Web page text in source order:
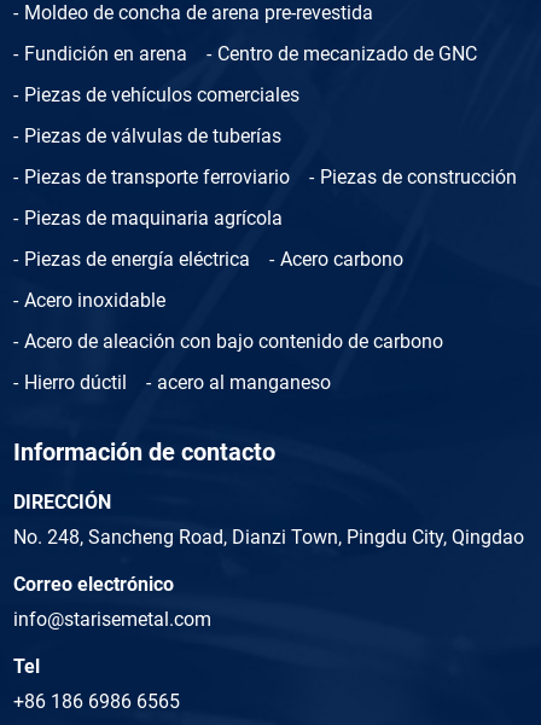
Moldeo de concha de arena pre-revestida
Fundición en arena
Centro de mecanizado de GNC
Piezas de vehículos comerciales
Piezas de válvulas de tuberías
Piezas de transporte ferroviario
Piezas de construcción
Piezas de maquinaria agrícola
Piezas de energía eléctrica
Acero carbono
Acero inoxidable
Acero de aleación con bajo contenido de carbono
Hierro dúctil
acero al manganeso
Información de contacto
DIRECCIÓN
No. 248, Sancheng Road, Dianzi Town, Pingdu City, Qingdao
Correo electrónico
info@starisemetal.com
Tel
+86 186 6986 6565